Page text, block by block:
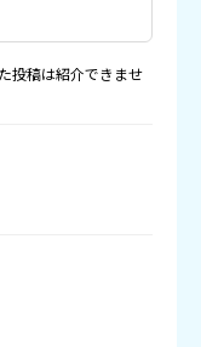
投稿は紹介できませ